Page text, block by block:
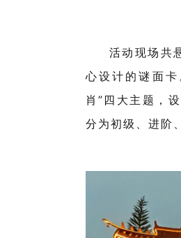
活动现场共
心设计的谜面
肖”四大主题，
分为初级、进阶